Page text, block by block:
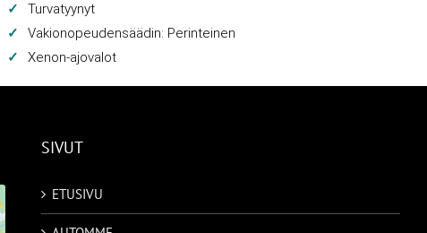
Turvatyynyt
Vakionopeudensäädin: Perinteinen
Xenon-ajovalot
SIVUT
ETUSIVU